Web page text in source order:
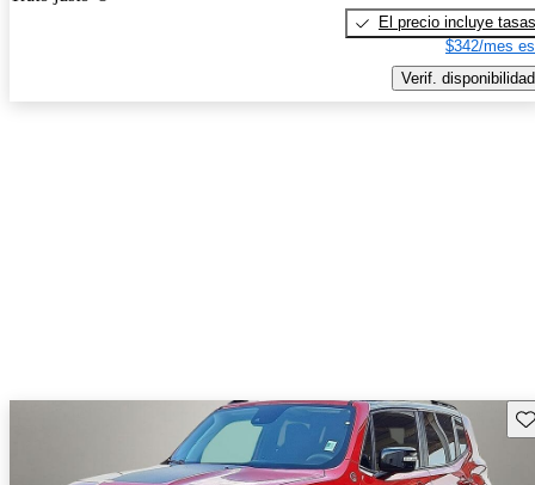
El precio incluye tasas
$342/mes
Verif. disponibilidad